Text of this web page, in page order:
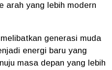
arah yang lebih modern
generasi muda
energi baru yang
masa depan yang lebih